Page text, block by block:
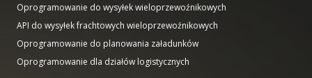
Oprogramowanie do wysyłek wieloprzewoźnikowych
API do wysyłek frachtowych wieloprzewoźnikowych
Oprogramowanie do planowania załadunków
Oprogramowanie dla działów logistycznych